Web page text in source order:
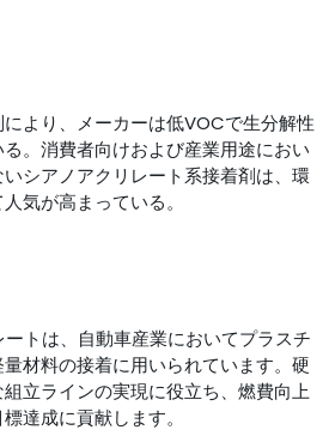
より、メーカーは低VOCで生分解性
。消費者向けおよび産業用途におい
シアノアクリレート系接着剤は、環
気が高まっている。
トは、自動車産業においてプラスチ
材料の接着に用いられています。硬
立ラインの実現に役立ち、燃費向上
達成に貢献します。